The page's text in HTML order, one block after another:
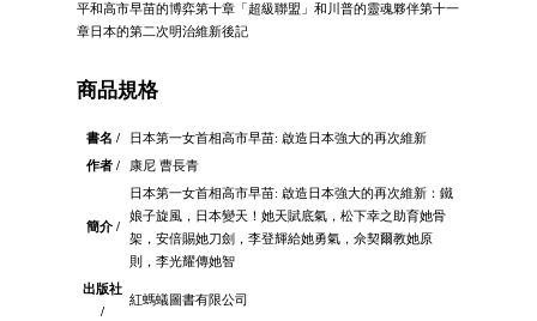
平和高市早苗的博弈第十章「超級聯盟」和川普的靈魂夥伴第十一
章日本的第二次明治維新後記
商品規格
書名 /
日本第一女首相高市早苗: 啟造日本強大的再次維新
作者 /
康尼 曹長青
簡介 /
日本第一女首相高市早苗: 啟造日本強大的再次維新：鐵
娘子旋風，日本變天！她天賦底氣，松下幸之助育她骨
架，安倍賜她刀劍，李登輝給她勇氣，佘契爾教她原
則，李光耀傳她智
出版社
/
紅螞蟻圖書有限公司